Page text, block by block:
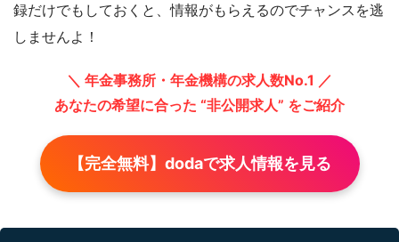
録だけでもしておくと、情報がもらえるのでチャンスを逃
しませんよ！
＼ 年金事務所・年金機構の求人数No.1 ／
あなたの希望に合った “非公開求人” をご紹介
【完全無料】dodaで求人情報を見る